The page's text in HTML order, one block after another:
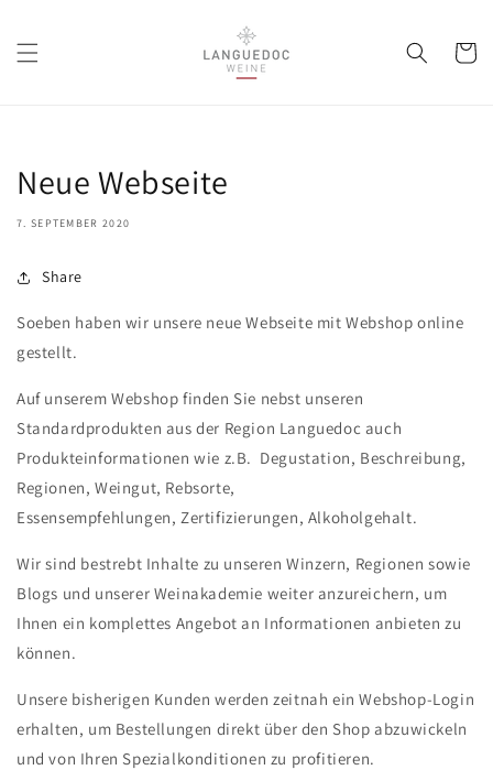
Inhalt
Neue Webseite
7. SEPTEMBER 2020
Share
Soeben haben wir unsere neue Webseite mit Webshop online
gestellt.
Auf unserem Webshop finden Sie nebst unseren
Standardprodukten aus der Region Languedoc auch
Produkteinformationen wie z.B. Degustation, Beschreibung,
Regionen, Weingut, Rebsorte,
Essensempfehlungen, Zertifizierungen, Alkoholgehalt.
Wir sind bestrebt Inhalte zu unseren Winzern, Regionen sowie
Blogs und unserer Weinakademie weiter anzureichern, um
Ihnen ein komplettes Angebot an Informationen anbieten zu
können.
Unsere bisherigen Kunden werden zeitnah ein Webshop-Login
erhalten, um Bestellungen direkt über den Shop abzuwickeln
und von Ihren Spezialkonditionen zu profitieren.